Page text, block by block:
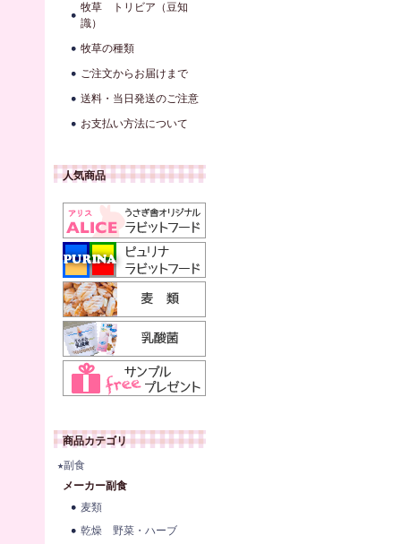
牧草 トリビア（豆知
識）
牧草の種類
ご注文からお届けまで
送料・当日発送のご注意
お支払い方法について
人気商品
商品カテゴリ
★副食
メーカー副食
麦類
乾燥 野菜・ハーブ